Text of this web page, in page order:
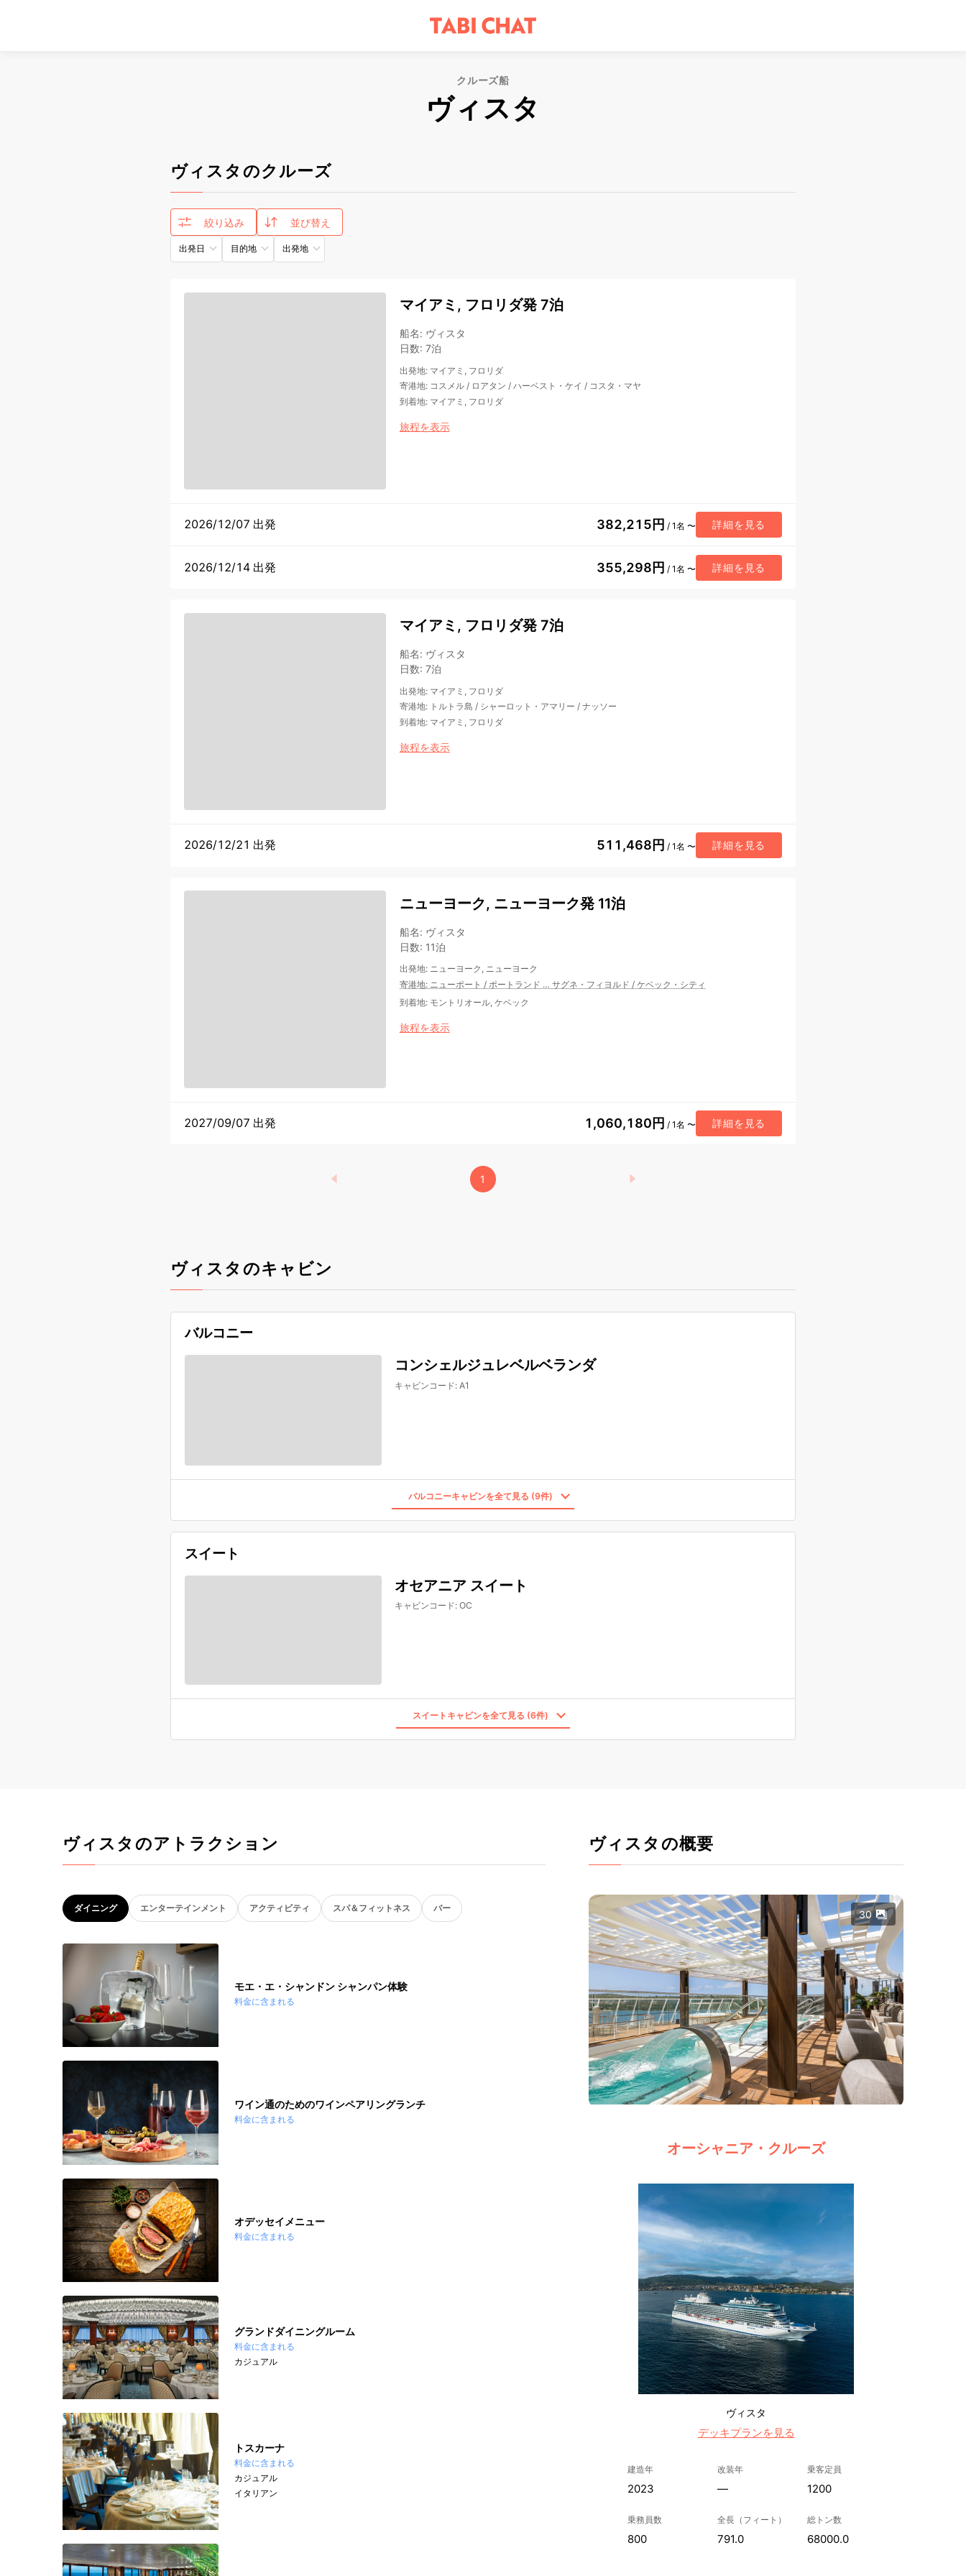
クルーズ船
ヴィスタ
ヴィスタのクルーズ
絞り込み 並び替え
出発日 目的地 出発地
マイアミ, フロリダ発 7泊
船名: ヴィスタ
日数: 7泊
出発地: マイアミ, フロリダ
寄港地: コスメル/ ロアタン / ハーベスト・ケイ / コスタ・マヤ
到着地: マイアミ, フロリダ
旅程を表示
2026/12/07 出発 382,215円 / 1名 〜 詳細を見る
2026/12/14 出発 355,298円 / 1名 〜 詳細を見る
マイアミ, フロリダ発 7泊
船名: ヴィスタ
日数: 7泊
出発地: マイアミ, フロリダ
寄港地: トルトラ島 / シャーロット・アマリー / ナッソー
到着地: マイアミ, フロリダ
旅程を表示
2026/12/21 出発 511,468円 / 1名 〜 詳細を見る
ニューヨーク, ニューヨーク発 11泊
船名: ヴィスタ
日数: 11泊
出発地: ニューヨーク, ニューヨーク
寄港地: ニューポート / ポートランド … サグネ・フィヨルド / ケベック・シティ
到着地: モントリオール, ケベック
旅程を表示
2027/09/07 出発 1,060,180円 / 1名 〜 詳細を見る
1
ヴィスタのキャビン
バルコニー
コンシェルジュレベルベランダ
キャビンコード:A1
バルコニーキャビンを全て見る (9件)
スイート
オセアニア スイート
キャビンコード:OC
スイートキャビンを全て見る (6件)
ヴィスタのアトラクション
ダイニング エンターテインメント アクティビティ スパ＆フィットネス バー
モエ・エ・シャンドン シャンパン体験
料金に含まれる
ワイン通のためのワインペアリングランチ
料金に含まれる
オデッセイメニュー
料金に含まれる
グランドダイニングルーム
料金に含まれる
カジュアル
トスカーナ
料金に含まれる
カジュアル
イタリアン
ヴィスタの概要
30
オーシャニア・クルーズ
ヴィスタ
デッキプランを見る
建造年
2023
改装年
—
乗客定員
1200
乗務員数
800
全長（フィート）
791.0
総トン数
68000.0